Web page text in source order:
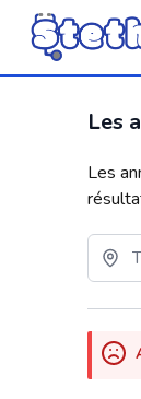
Les
Les